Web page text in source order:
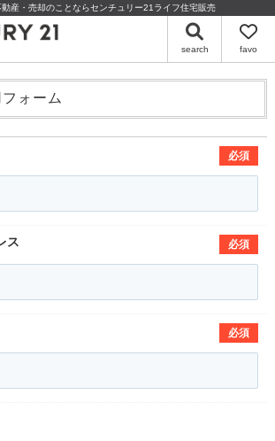
産・売却のことならセンチュリー21ライフ住宅販売
search favo
ォーム
必須
ス 必須
必須